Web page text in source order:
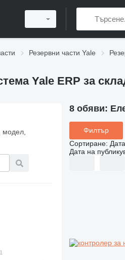
Резервни части Yale
Yale ERP за
модел,
8 обяви:
Филтър
Сортиране:
Дата на